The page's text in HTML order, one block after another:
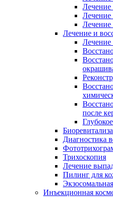
Лечение
Лечение
Лечение
Лечение и
Лечение
после
Диагностика
Трихоскопия
Лечение
Пилинг для
Инъекционная